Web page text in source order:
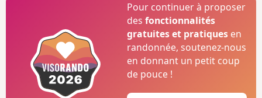
Pour continuer à proposer
desfonctionnalités
gratuites et pratiques en
randonnée, soutenez-nous
en donnant un petit coup
de pouce !